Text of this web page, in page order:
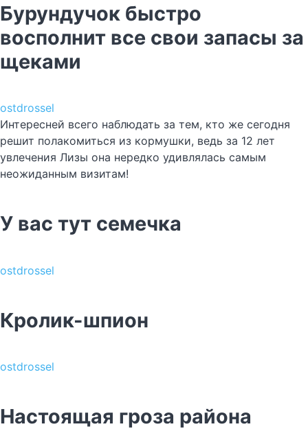
Бурундучок быстро
восполнит все свои запасы за
щеками
ostdrossel
Интересней всего наблюдать за тем, кто же сегодня
решит полакомиться из кормушки, ведь за 12 лет
увлечения Лизы она нередко удивлялась самым
неожиданным визитам!
У вас тут семечка
ostdrossel
Кролик-шпион
ostdrossel
Настоящая гроза района